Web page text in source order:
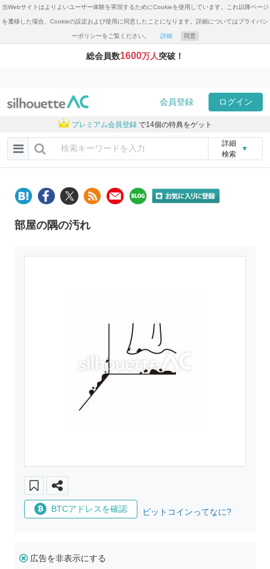
当Webサイトはよりよいユーザー体験を実現するためにCookieを使用しています。これ以降ページ
を遷移した場合、Cookieの設定および使用に同意したことになります。詳細についてはプライバシ
ーポリシーをご覧ください。 詳細 同意
総会員数1600万人突破！
会員登録 ログイン
プレミアム会員登録 で14個の特典をゲット
詳細
検索
▼
部屋の隅の汚れ
BTCアドレスを確認 ビットコインってなに?
広告を非表示にする